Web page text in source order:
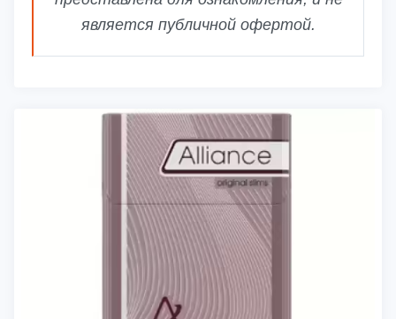
является публичной офертой.